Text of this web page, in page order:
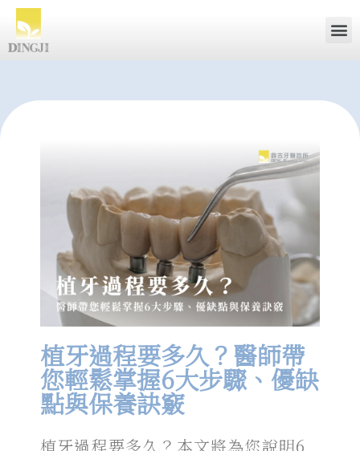
植牙過程要多久？醫師帶
您輕鬆掌握6大步驟、優缺
點與保養訣竅
植牙過程要多久？本文將為您說明6